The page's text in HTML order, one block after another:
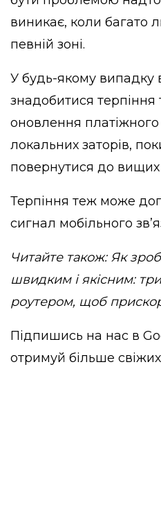
виникає, коли багато
певній зоні.
У будь-якому
знадобитися терпіння
оновлення
локальних заторів,
повернутися до
Терпіння теж може
сигнал мобільного
Читайте також: Як
швидким і якісним:
роутером, щоб
Підпишись на нас в
отримуй більше